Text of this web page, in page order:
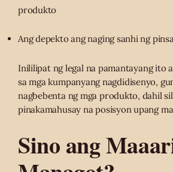
produkto
Ang depekto ang naging sanhi ng
Inililipat ng legal na pamantayang ito
sa mga kumpanyang nagdidisenyo,
nagbebenta ng mga produkto, dahil
pinakamahusay na posisyon upang
Sino ang